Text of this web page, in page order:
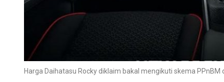
Harga Daihatasu Rocky diklaim bakal mengikuti skema